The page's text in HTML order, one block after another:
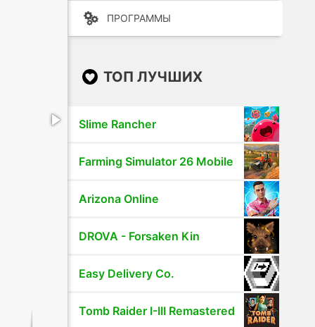
ПРОГРАММЫ
ТОП ЛУЧШИХ
Slime Rancher
Farming Simulator 26 Mobile
Arizona Online
DROVA - Forsaken Kin
Easy Delivery Co.
Tomb Raider I-III Remastered